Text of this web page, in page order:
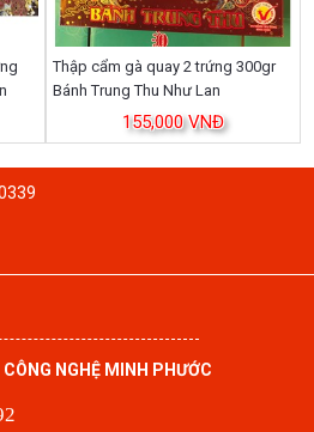
Thập cẩm gà quay 2 trứng 300gr
Bánh Trung Thu Như Lan
155,000 VNĐ
NGHỆ MINH PHƯỚC